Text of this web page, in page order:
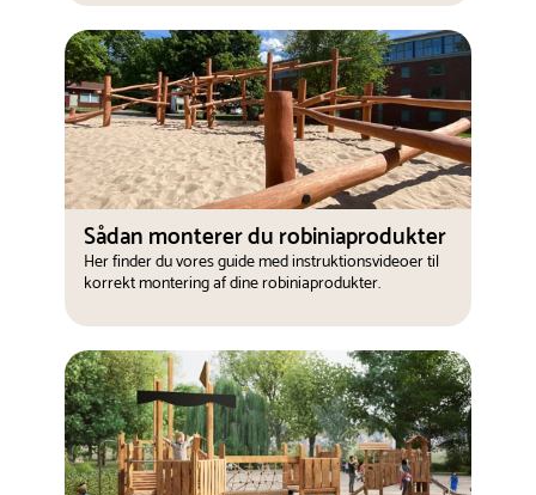
Sådan monterer du robiniaprodukter
Her finder du vores guide med instruktionsvideoer til
korrekt montering af dine robiniaprodukter.